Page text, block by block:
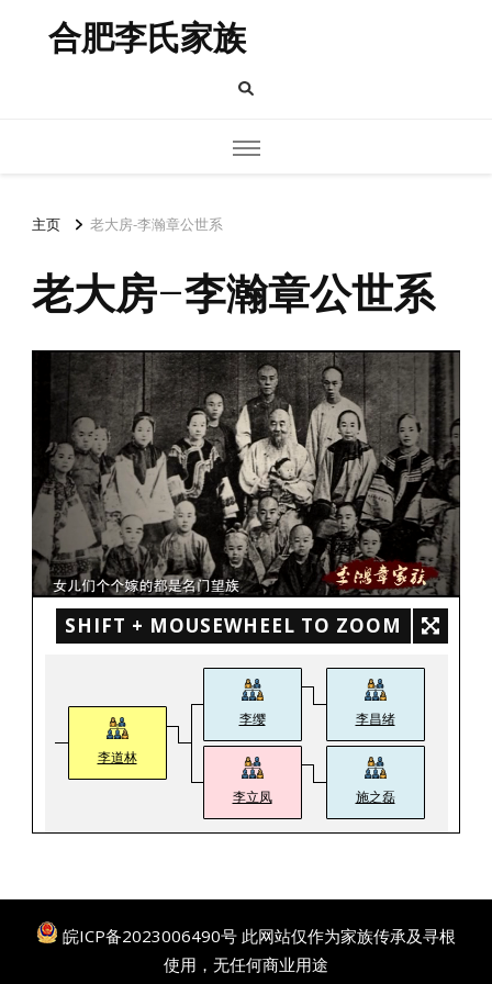
合肥李氏家族
主页 老大房-李瀚章公世系
老大房-李瀚章公世系
SHIFT + MOUSEWHEEL TO ZOOM
李道林
李缨 李昌绪
李立凤 施之磊
皖ICP备2023006490号 此网站仅作为家族传承及寻根
使用，无任何商业用途